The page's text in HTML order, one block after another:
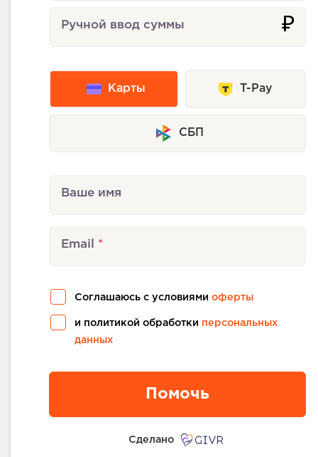
Ручной ввод суммы ₽
Карты T-Pay
СБП
Ваше имя
Email
Соглашаюсь с условиями оферты
и политикой обработки персональных
данных
Помочь
Сделано